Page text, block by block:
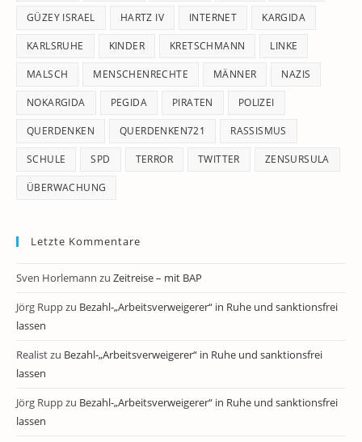
GÜZEY ISRAEL HARTZ IV INTERNET KARGIDA
KARLSRUHE KINDER KRETSCHMANN LINKE
MALSCH MENSCHENRECHTE MÄNNER NAZIS
NOKARGIDA PEGIDA PIRATEN POLIZEI
QUERDENKEN QUERDENKEN721 RASSISMUS
SCHULE SPD TERROR TWITTER ZENSURSULA
ÜBERWACHUNG
Letzte Kommentare
Sven Horlemann zu Zeitreise – mit BAP
Jörg Ruppzu Bezahl-„Arbeitsverweigerer“ in Ruhe und sanktionsfrei
lassen
Realistzu Bezahl-„Arbeitsverweigerer“ in Ruhe und sanktionsfrei
lassen
Jörg Ruppzu Bezahl-„Arbeitsverweigerer“ in Ruhe und sanktionsfrei
lassen